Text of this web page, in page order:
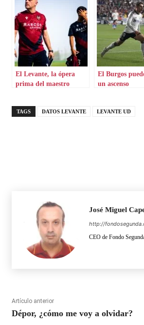
El Levante, la ópera
prima del maestro
El Burgos
un ascenso
TAGS DATOS LEVANTE LEVANTE UD
José Miguel
http://
CEO de Fondo
Artículo anterior
Dépor, ¿cómo me voy a olvidar?